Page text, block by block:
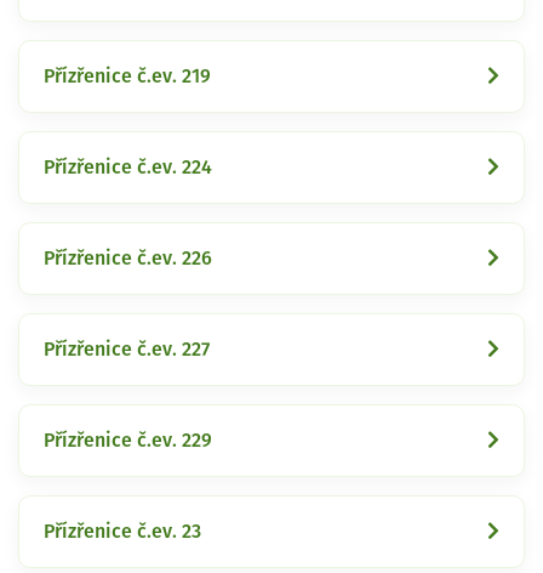
Přízřenice č.ev. 219
Přízřenice č.ev. 224
Přízřenice č.ev. 226
Přízřenice č.ev. 227
Přízřenice č.ev. 229
Přízřenice č.ev. 23